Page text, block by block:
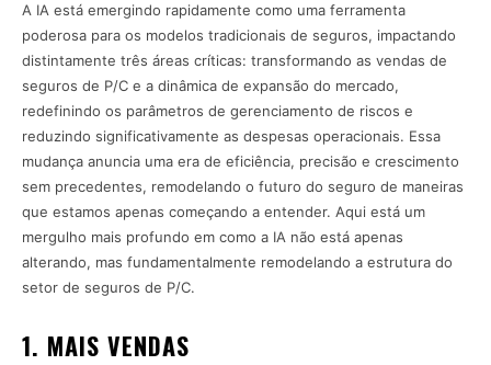
A IA está emergindo rapidamente como uma ferramenta
poderosa para os modelos tradicionais de seguros, impactando
distintamente três áreas críticas: transformando as vendas de
seguros de P/C e a dinâmica de expansão do mercado,
redefinindo os parâmetros de gerenciamento de riscos e
reduzindo significativamente as despesas operacionais. Essa
mudança anuncia uma era de eficiência, precisão e crescimento
sem precedentes, remodelando o futuro do seguro de maneiras
que estamos apenas começando a entender. Aqui está um
mergulho mais profundo em como a IA não está apenas
alterando, mas fundamentalmente remodelando a estrutura do
setor de seguros de P/C.
1. MAIS VENDAS